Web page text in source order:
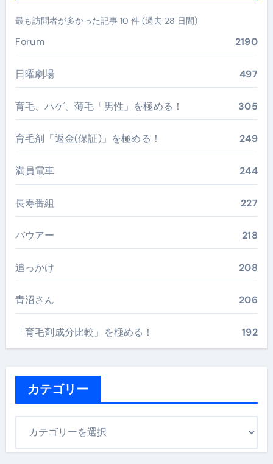
最も訪問者が多かった記事 10 件 (過去 28 日間)
Forum 2190
日曜劇場 497
育毛、ハゲ、薄毛「男性」を極める！ 305
育毛剤「返金(保証)」を極める！ 249
満員電車 244
長寿番組 227
バウアー 218
追っかけ 208
青沼さん 206
「育毛剤成分比較」を極める！ 192
カテゴリー